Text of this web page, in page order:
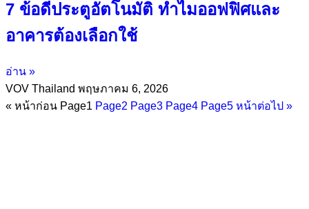
7 ข้อดีประตูอัตโนมัติ ทำไมออฟฟิศและ
อาคารต้องเลือกใช้
อ่าน »
VOV Thailand พฤษภาคม 6, 2026
« หน้าก่อน Page1 Page2 Page3 Page4 Page5 หน้าต่อไป »